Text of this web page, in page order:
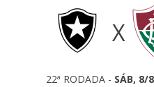
X
22ª RODADA - SÁB, 8/